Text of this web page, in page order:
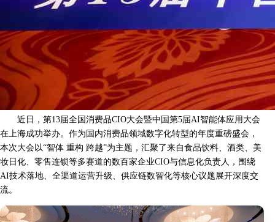
近日，第13届全国消费品CIO大会暨中国第5届AI智能体应用大会
在上海成功举办。作为国内消费品领域数字化转型的年度重磅盛会，
本次大会以“智体 重构 跨越”为主题，汇聚了来自食品饮料、酒类、美
妆日化、零售连锁等多赛道的数百家企业CIO与信息化负责人，围绕
AI技术落地、全渠道运营升级、供应链数智化等核心议题展开深度交
流。